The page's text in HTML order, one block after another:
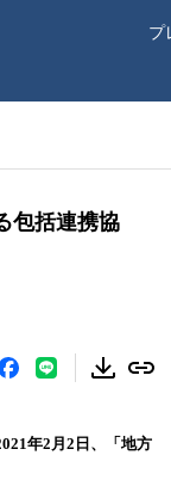
プ
包括連携協
年2月2日、「地方